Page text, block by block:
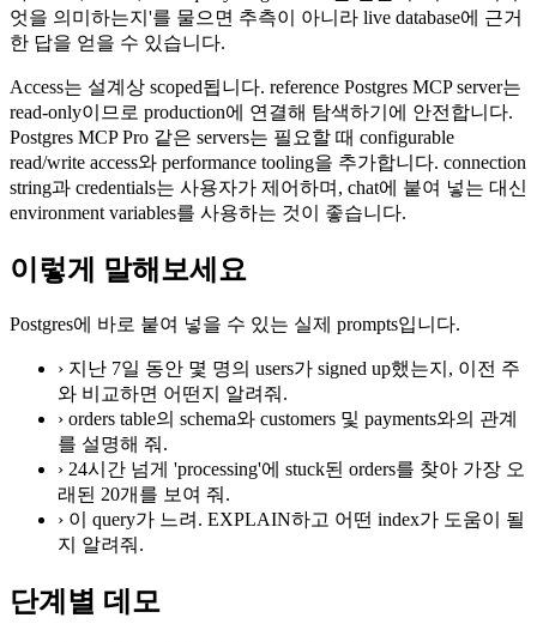
엇을 의미하는지'를 물으면 추측이 아니라 live database에 근거
한 답을 얻을 수 있습니다.
Access는 설계상 scoped됩니다. reference Postgres MCP server는
read-only이므로 production에 연결해 탐색하기에 안전합니다.
Postgres MCP Pro 같은 servers는 필요할 때 configurable
read/write access와 performance tooling을 추가합니다. connection
string과 credentials는 사용자가 제어하며, chat에 붙여 넣는 대신
environment variables를 사용하는 것이 좋습니다.
이렇게 말해보세요
Postgres에 바로 붙여 넣을 수 있는 실제 prompts입니다.
› 지난 7일 동안 몇 명의 users가 signed up했는지, 이전 주
와 비교하면 어떤지 알려줘.
› orders table의 schema와 customers 및 payments와의 관계
를 설명해 줘.
› 24시간 넘게 'processing'에 stuck된 orders를 찾아 가장 오
래된 20개를 보여 줘.
› 이 query가 느려. EXPLAIN하고 어떤 index가 도움이 될
지 알려줘.
단계별 데모